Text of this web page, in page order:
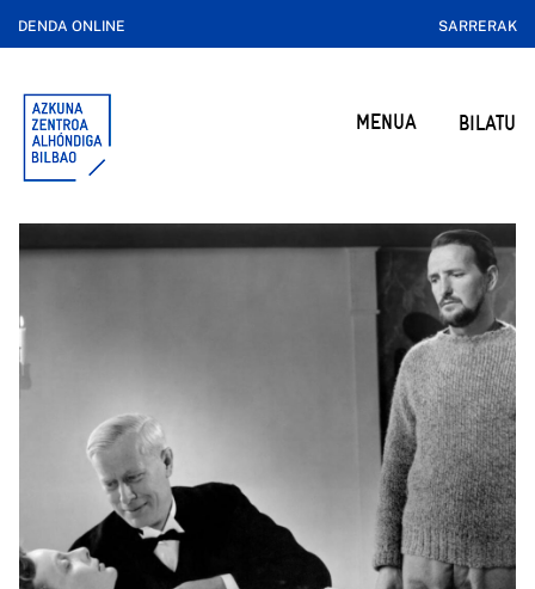
DENDA ONLINE SARRERAK
MENUA BILATU